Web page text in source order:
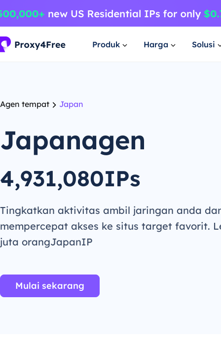
Produk Harga Solusi
Agen tempat Japan
Japanagen
4,931,080IPs
Tingkatkan aktivitas ambil jaringan anda
mempercepat akses ke situs target favorit.
juta orangJapanIP
Mulai sekarang